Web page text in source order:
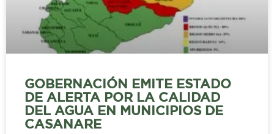
GOBERNACIÓN EMITE ESTADO
DE ALERTA POR LA CALIDAD
DEL AGUA EN MUNICIPIOS DE
CASANARE